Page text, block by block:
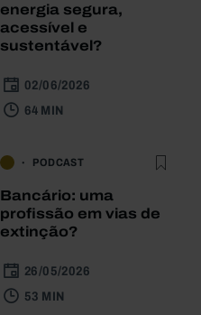
energia segura,
acessível e
sustentável?
02/06/2026
64 MIN
PODCAST
Bancário: uma
profissão em vias de
extinção?
26/05/2026
53 MIN